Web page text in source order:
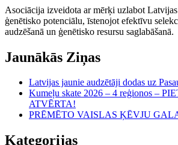
Asociācija izveidota ar mērķi uzlabot
ģenētisko potenciālu, īstenojot efektīvu
audzēšanā un ģenētisko resursu saglabāšanā.
Jaunākās Ziņas
Latvijas jaunie audzētāji dodas uz
Kumeļu skate 2026 – 4 reģionos –
ATVĒRTA!
PRĒMĒTO VAISLAS ĶĒVJU
Kategorijas